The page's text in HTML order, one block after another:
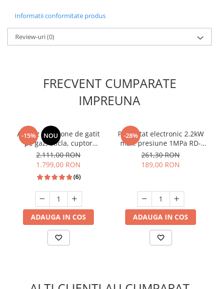
Informatii conformitate produs
Review-uri(0)
FRECVENT CUMPARATE
IMPREUNA
-15% NOU
Aragaz cu 4 zone de gatit
pe gaz, sticla, cuptor
electric, Samus SM665AENS
ANTRAHCIT
2.111,00 RON
1.799,00 RON
(6)
ADAUGA IN COS
-28%
Presostat electronic 2.2kW
max. presiune 1MPa RD-
EPC02
261,30 RON
189,00 RON
ADAUGA IN COS